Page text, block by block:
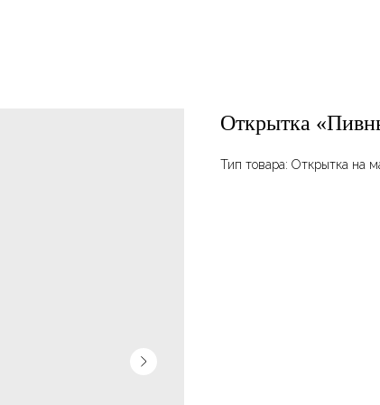
Открытка
Тип товара: Открытка на